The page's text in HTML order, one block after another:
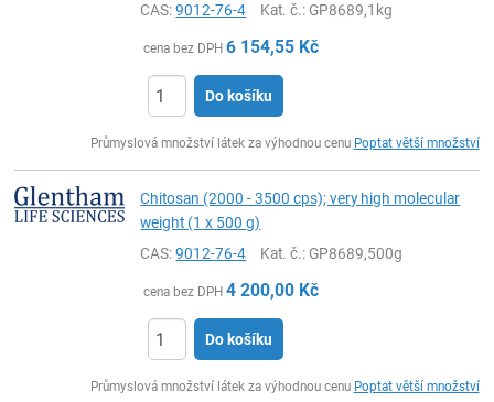
CAS:9012-76-4 Kat. č.: GP8689,1kg
cena bez DPH 6 154,55 Kč
Do košíku
Průmyslová množství látek za výhodnou cenu Poptat větší množství
Chitosan (2000 - 3500 cps); very high molecular
weight (1 x 500 g)
CAS:9012-76-4 Kat. č.: GP8689,500g
cena bez DPH 4 200,00 Kč
Do košíku
Průmyslová množství látek za výhodnou cenu Poptat větší množství